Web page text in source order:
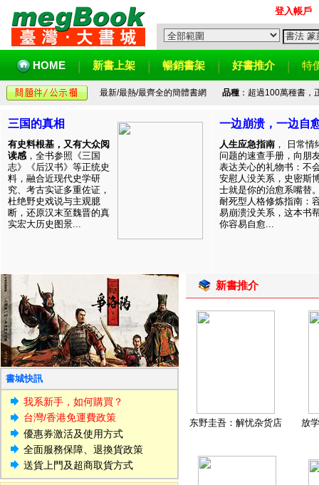
登入帳戶
HOME 新書上架 暢銷書架 好書推介 特
最新/最熱/最齊全的簡體書網 品種：超過100萬種書，
三国的真相
有史料根基，又有大众阅
读感 ，全书参照《三国
志》《后汉书》等正统史
料，融合近现代史学研
究、考古实证多重佐证，
杜绝野史戏说与主观臆
断，还原汉末至魏晋的真
实宏大历史图景...
一边崩溃，一边自
人生应急指南 ， 日常情
问题的速查手册，向朋
表达关心的礼物书：不
安慰人没关系，史密斯
士就是你的治愈系嘴替
耐死型人格修炼指南：
易崩溃没关系，这本书
你容易自愈...
書城快訊
我系新手，如何購買？
台灣/香港免運費政策
優惠券激活及使用方式
全面服務保障、退換貨政策
送貨上門及超商取貨方式
新書推介
东野圭吾：解忧杂货店 放